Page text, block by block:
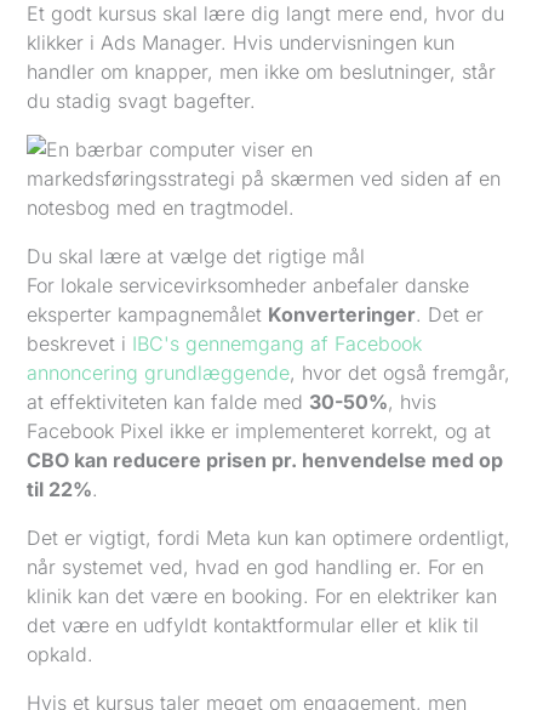
Et godt kursus skal lære dig langt mere end, hvor du
klikker i Ads Manager. Hvis undervisningen kun
handler om knapper, men ikke om beslutninger, står
du stadig svagt bagefter.
Du skal lære at vælge det rigtige mål
For lokale servicevirksomheder anbefaler danske
eksperter kampagnemålet Konverteringer. Det er
beskrevet i IBC's gennemgang af Facebook
annoncering grundlæggende, hvor det også fremgår,
at effektiviteten kan falde med 30-50%, hvis
Facebook Pixel ikke er implementeret korrekt, og at
CBO kan reducere prisen pr. henvendelse med op
til 22%.
Det er vigtigt, fordi Meta kun kan optimere ordentligt,
når systemet ved, hvad en god handling er. For en
klinik kan det være en booking. For en elektriker kan
det være en udfyldt kontaktformular eller et klik til
opkald.
Hvis et kursus taler meget om engagement, men